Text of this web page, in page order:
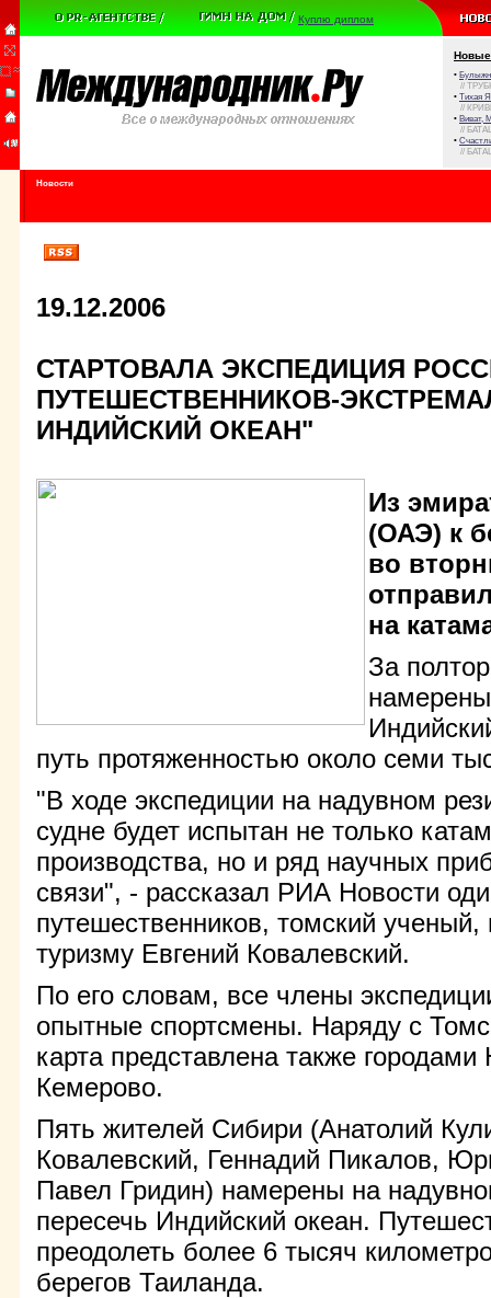
Куплю диплом
Новые
•
//
• Тихая
//
• Виват,
//
•
//
Новости
19.12.2006
СТАРТОВАЛА ЭКСПЕДИЦИЯ
ПУТЕШЕСТВЕННИКОВ-
ИНДИЙСКИЙ ОКЕАН"
Из
(ОАЭ) к
во
на
За
путь протяженностью около семи
"В ходе экспедиции на надувном
судне будет испытан не только
производства, но и ряд научных
связи", - рассказал РИА Новости
путешественников, томский ученый,
туризму Евгений Ковалевский.
По его словам, все члены
опытные спортсмены. Наряду с
карта представлена также городами
Кемерово.
Пять жителей Сибири (Анатолий
Ковалевский, Геннадий Пикалов,
Павел Гридин) намерены на
пересечь Индийский океан.
преодолеть более 6 тысяч
берегов Таиланда.